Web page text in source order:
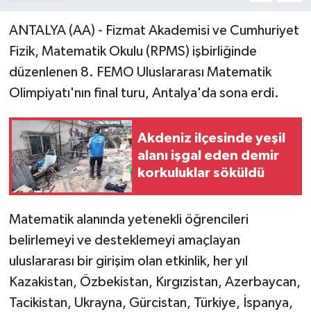
ANTALYA (AA) - Fizmat Akademisi ve Cumhuriyet
Fizik, Matematik Okulu (RPMS) işbirliğinde
düzenlenen 8. FEMO Uluslararası Matematik
Olimpiyatı'nın final turu, Antalya'da sona erdi.
Akdeniz ilçesinde yeşil
alanı işgal eden demir
korkuluklar söküldü
Matematik alanında yetenekli öğrencileri
belirlemeyi ve desteklemeyi amaçlayan
uluslararası bir girişim olan etkinlik, her yıl
Kazakistan, Özbekistan, Kırgızistan, Azerbaycan,
Tacikistan, Ukrayna, Gürcistan, Türkiye, İspanya,